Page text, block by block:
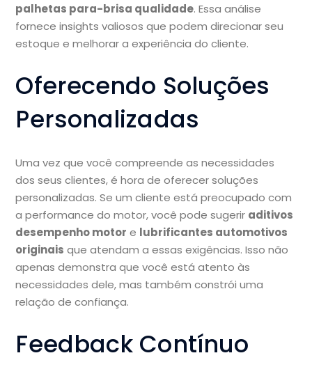
palhetas para-brisa qualidade. Essa análise
fornece insights valiosos que podem direcionar seu
estoque e melhorar a experiência do cliente.
Oferecendo Soluções
Personalizadas
Uma vez que você compreende as necessidades
dos seus clientes, é hora de oferecer soluções
personalizadas. Se um cliente está preocupado com
a performance do motor, você pode sugerir aditivos
desempenho motor e lubrificantes automotivos
originais que atendam a essas exigências. Isso não
apenas demonstra que você está atento às
necessidades dele, mas também constrói uma
relação de confiança.
Feedback Contínuo